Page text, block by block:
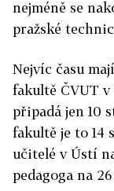
nejméně se
pražské
Nejvíc času
fakultě ČVUT v
připadá jen 10
fakultě je to 14
učitelé v Ústí
pedagoga na